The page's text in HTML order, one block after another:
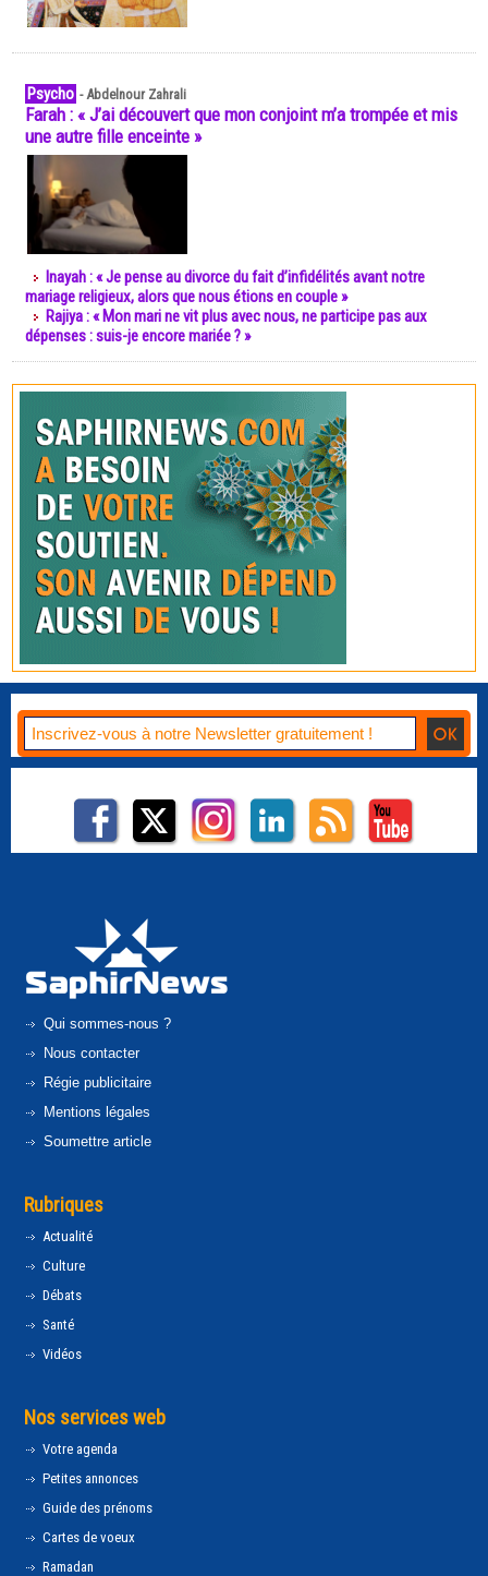
Psycho -Abdelnour Zahrali
Farah : « J’ai découvert que mon conjoint m’a trompée et mis
une autre fille enceinte »
Inayah : « Je pense au divorce du fait d’infidélités avant notre
mariage religieux, alors que nous étions en couple »
Rajiya : « Mon mari ne vit plus avec nous, ne participe pas aux
dépenses : suis-je encore mariée ? »
Qui sommes-nous ?
Nous contacter
Régie publicitaire
Mentions légales
Soumettre article
Rubriques
Actualité
Culture
Débats
Santé
Vidéos
Nos services web
Votre agenda
Petites annonces
Guide des prénoms
Cartes de voeux
Ramadan